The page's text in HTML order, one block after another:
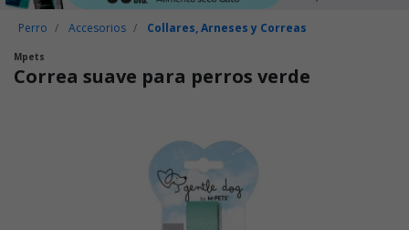
Perro Accesorios Collares, Arneses y Correas
Mpets
Correa suave para perros verde